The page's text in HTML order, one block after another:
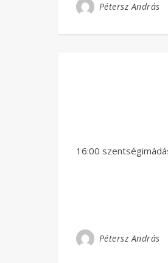
Pétersz András
16:00
Pétersz András